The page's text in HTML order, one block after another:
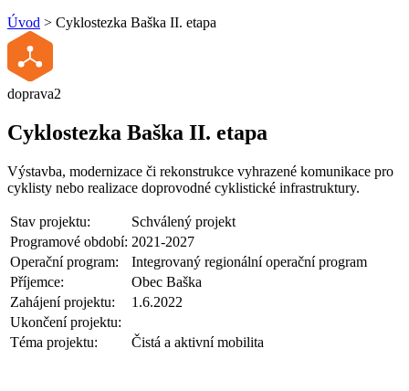
Úvod > Cyklostezka Baška II. etapa
doprava2
Cyklostezka Baška II. etapa
Výstavba, modernizace či rekonstrukce vyhrazené komunikace pro
cyklisty nebo realizace doprovodné cyklistické infrastruktury.
Stav projektu:
Schválený projekt
Programové období: 2021-2027
Operační program:
Integrovaný regionální operační program
Příjemce:
Obec Baška
Zahájení projektu:
1.6.2022
Ukončení projektu:
Téma projektu:
Čistá a aktivní mobilita